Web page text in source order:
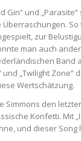
Gin“ und
zur
man auch
„Twilight
Wertschätzung.
Simmons den
Konfetti. Mit
und dieser